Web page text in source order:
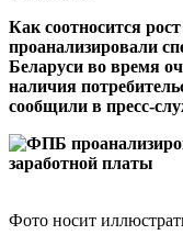
Как соотносится
проанализировали
Беларуси во время
наличия
сообщили в пресс-
Фото носит